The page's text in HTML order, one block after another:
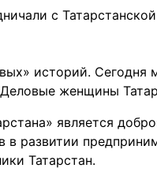
с
историй.
женщины
является
развитии
Татарстан.